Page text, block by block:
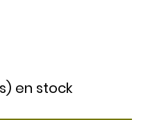
en stock